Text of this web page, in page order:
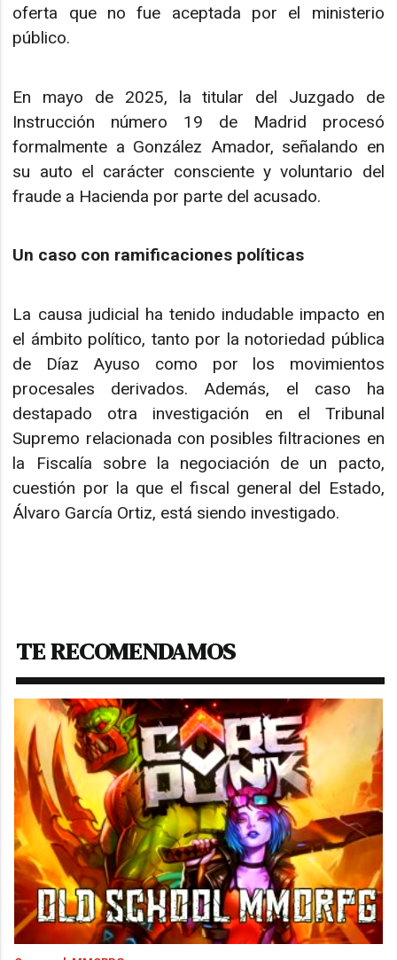
oferta que no fue aceptada por el ministerio
público.
En mayo de 2025, la titular del Juzgado de
Instrucción número 19 de Madrid procesó
formalmente a González Amador, señalando en
su auto el carácter consciente y voluntario del
fraude a Hacienda por parte del acusado.
Un caso con ramificaciones políticas
La causa judicial ha tenido indudable impacto en
el ámbito político, tanto por la notoriedad pública
de Díaz Ayuso como por los movimientos
procesales derivados. Además, el caso ha
destapado otra investigación en el Tribunal
Supremo relacionada con posibles filtraciones en
la Fiscalía sobre la negociación de un pacto,
cuestión por la que el fiscal general del Estado,
Álvaro García Ortiz, está siendo investigado.
TE RECOMENDAMOS